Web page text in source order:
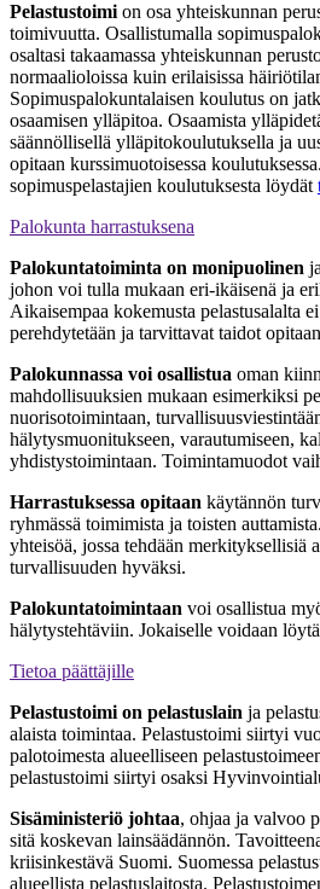
Pelastustoimi on osa yhteiskunnan
toimivuutta. Osallistumalla
osaltasi takaamassa yhteiskunnan
normaalioloissa kuin erilaisissa
Sopimuspalokuntalaisen koulutus on
osaamisen ylläpitoa. Osaamista
säännöllisellä ylläpitokoulutuksella ja
opitaan kurssimuotoisessa
sopimuspelastajien koulutuksesta löydät
Palokunta harrastuksena
Palokuntatoiminta on monipuolinen
johon voi tulla mukaan eri-ikäisenä ja
Aikaisempaa kokemusta pelastusalalta
perehdytetään ja tarvittavat taidot
Palokunnassa voi osallistua oman
mahdollisuuksien mukaan esimerkiksi
nuorisotoimintaan,
hälytysmuonitukseen, varautumiseen,
yhdistystoimintaan. Toimintamuodot
Harrastuksessa opitaan käytännön
ryhmässä toimimista ja toisten
yhteisöä, jossa tehdään merkityksellisiä
turvallisuuden hyväksi.
Palokuntatoimintaan voi osallistua
hälytystehtäviin. Jokaiselle voidaan
Tietoa päättäjille
Pelastustoimi on pelastuslain ja
alaista toimintaa. Pelastustoimi siirtyi
palotoimesta alueelliseen
pelastustoimi siirtyi osaksi
Sisäministeriö johtaa, ohjaa ja valvoo
sitä koskevan lainsäädännön.
kriisinkestävä Suomi. Suomessa
alueellista pelastuslaitosta.